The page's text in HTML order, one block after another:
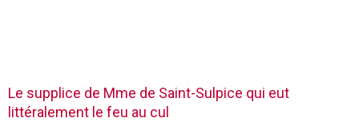
Le supplice de Mme de Saint-Sulpice qui eut
littéralement le feu au cul